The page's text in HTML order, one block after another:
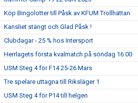
Köp Bingolotter till Påsk av KFUM Trollhättan
Kansliet stängt och Glad Påsk !
Clubdagar - 25 % hos Intersport
Herrlagets första kvalmatch på söndag 16.00
USM Steg 4 för F14 25-26 Mars
Tre spelare uttagna till Riksläger 1
USM Steg 4 för P14 till helgen